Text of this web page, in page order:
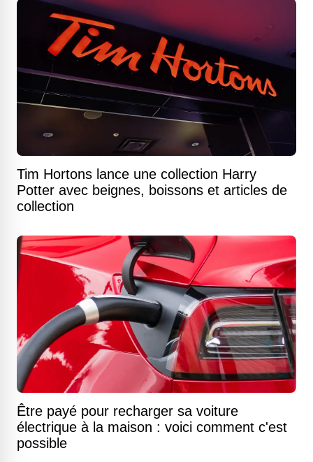
Tim Hortons lance une collection Harry
Potter avec beignes, boissons et articles de
collection
Être payé pour recharger sa voiture
électrique à la maison : voici comment c'est
possible